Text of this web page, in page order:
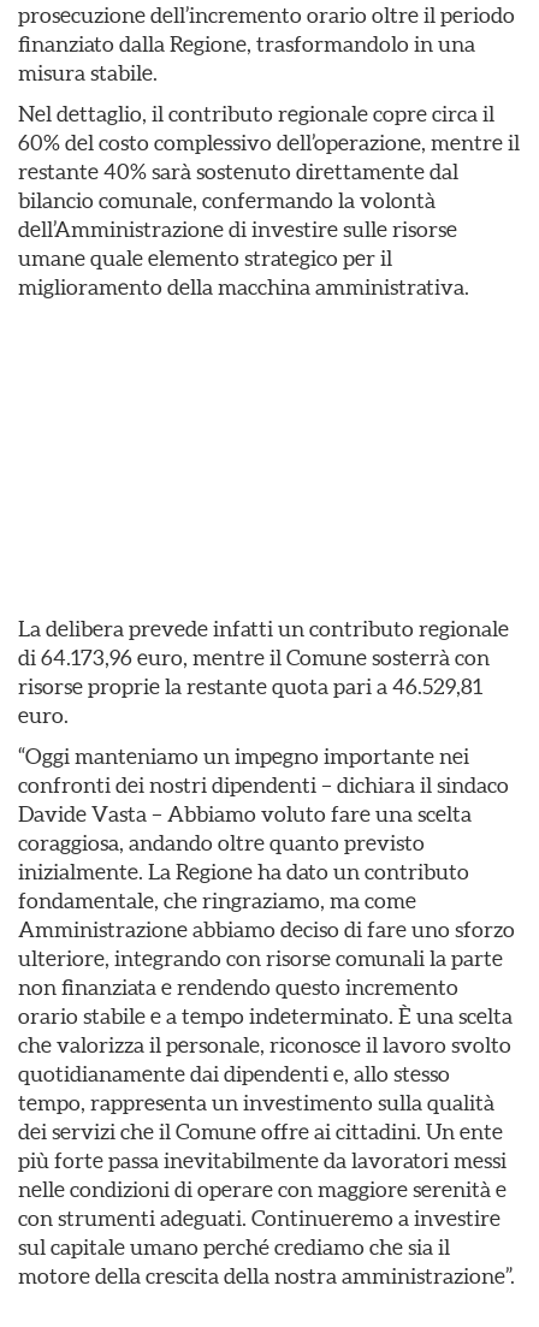
prosecuzione dell’incremento orario oltre il periodo
finanziato dalla Regione, trasformandolo in una
misura stabile.
Nel dettaglio, il contributo regionale copre circa il
60% del costo complessivo dell’operazione, mentre il
restante 40% sarà sostenuto direttamente dal
bilancio comunale, confermando la volontà
dell’Amministrazione di investire sulle risorse
umane quale elemento strategico per il
miglioramento della macchina amministrativa.
La delibera prevede infatti un contributo regionale
di 64.173,96 euro, mentre il Comune sosterrà con
risorse proprie la restante quota pari a 46.529,81
euro.
“Oggi manteniamo un impegno importante nei
confronti dei nostri dipendenti – dichiara il sindaco
Davide Vasta – Abbiamo voluto fare una scelta
coraggiosa, andando oltre quanto previsto
inizialmente. La Regione ha dato un contributo
fondamentale, che ringraziamo, ma come
Amministrazione abbiamo deciso di fare uno sforzo
ulteriore, integrando con risorse comunali la parte
non finanziata e rendendo questo incremento
orario stabile e a tempo indeterminato. È una scelta
che valorizza il personale, riconosce il lavoro svolto
quotidianamente dai dipendenti e, allo stesso
tempo, rappresenta un investimento sulla qualità
dei servizi che il Comune offre ai cittadini. Un ente
più forte passa inevitabilmente da lavoratori messi
nelle condizioni di operare con maggiore serenità e
con strumenti adeguati. Continueremo a investire
sul capitale umano perché crediamo che sia il
motore della crescita della nostra amministrazione”.